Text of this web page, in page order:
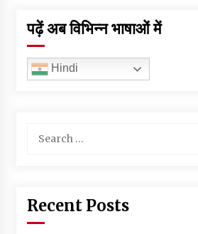
पढ़ें अब विभिन्न भाषाओं में
Hindi
for:
Recent Posts